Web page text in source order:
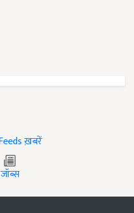
ख़बरें
जॉब्स